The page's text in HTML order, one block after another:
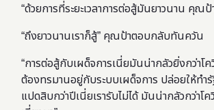
“ด้วยการที่ระยะเวลาการต่อสู้มันยาวนาน คุณ
“ถึงยาวนานเราก็สู้” คุณป้าตอบกลับทันควัน
“การต่อสู้กับเผด็จการเนี่ยมันน่ากลัวยิ่งกว่าโค
ต้องทรมานอยู่กับระบบเผด็จการ ปล่อยให้ทำ
แปดสิบกว่าปีเนี่ยเรารับไม่ได้ มันน่ากลัวกว่าโ